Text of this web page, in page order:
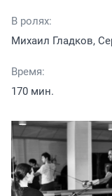
В ролях:
Михаил Гладков,
Время:
170 мин.